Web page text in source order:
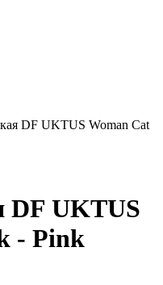
DF UKTUS Woman Cat
DF UKTUS
- Pink